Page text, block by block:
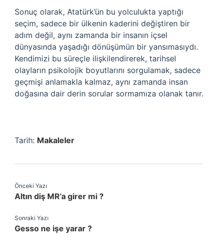
Sonuç olarak, Atatürk’ün bu yolculukta yaptığı
seçim, sadece bir ülkenin kaderini değiştiren bir
adım değil, aynı zamanda bir insanın içsel
dünyasında yaşadığı dönüşümün bir yansımasıydı.
Kendimizi bu süreçle ilişkilendirerek, tarihsel
olayların psikolojik boyutlarını sorgulamak, sadece
geçmişi anlamakla kalmaz, aynı zamanda insan
doğasına dair derin sorular sormamıza olanak tanır.
Tarih: Makaleler
Önceki Yazı
Altın diş MR’a girer mi ?
Sonraki Yazı
Gesso ne işe yarar ?